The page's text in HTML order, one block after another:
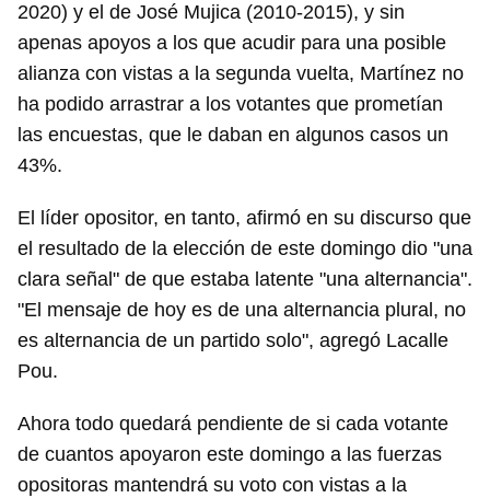
2020) y el de José Mujica (2010-2015), y sin
apenas apoyos a los que acudir para una posible
alianza con vistas a la segunda vuelta, Martínez no
ha podido arrastrar a los votantes que prometían
las encuestas, que le daban en algunos casos un
43%.
El líder opositor, en tanto, afirmó en su discurso que
el resultado de la elección de este domingo dio "una
clara señal" de que estaba latente "una alternancia".
"El mensaje de hoy es de una alternancia plural, no
es alternancia de un partido solo", agregó Lacalle
Pou.
Ahora todo quedará pendiente de si cada votante
de cuantos apoyaron este domingo a las fuerzas
opositoras mantendrá su voto con vistas a la